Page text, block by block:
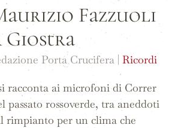
Fazzuoli
Porta Crucifera | Ricordi
racconta ai microfoni di Correr
passato rossoverde, tra aneddoti
rimpianto per un clima che